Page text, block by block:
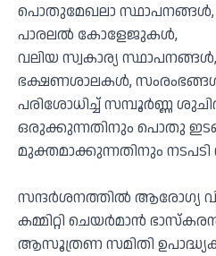
പൊതുമേഖലാ
പാരലൽ കോളേജുകൾ,
വലിയ സ്വകാര്യ
ഭക്ഷണശാലകൾ,
പരിശോധിച്ച് സമ്പൂർണ്ണ
ഒരുക്കുന്നതിനും പൊതു
മുക്തമാക്കുന്നതിനും നടപടി
സന്ദർശനത്തിൽ ആരോഗ്യ
കമ്മിറ്റി ചെയർമാൻ
ആസൂത്രണ സമിതി